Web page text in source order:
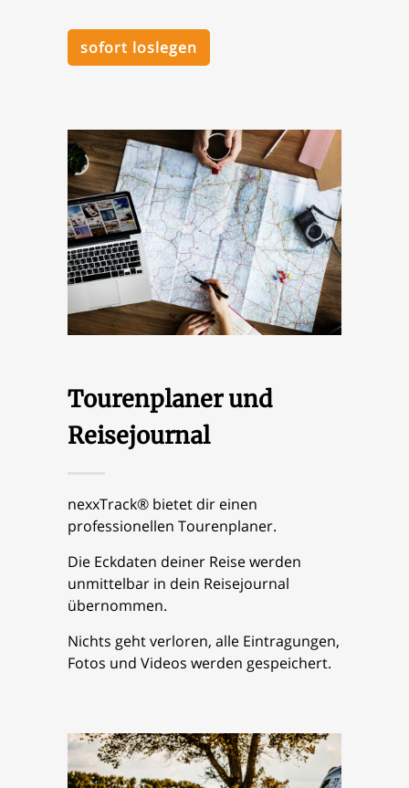
sofort loslegen
Tourenplaner und
Reisejournal
nexxTrack® bietet dir einen
professionellen Tourenplaner.
Die Eckdaten deiner Reise werden
unmittelbar in dein Reisejournal
übernommen.
Nichts geht verloren, alle Eintragungen,
Fotos und Videos werden gespeichert.